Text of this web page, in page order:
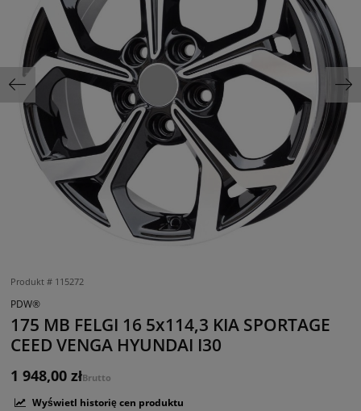
Produkt # 115272
PDW®
175 MB FELGI 16 5x114,3 KIA SPORTAGE
CEED VENGA HYUNDAI I30
1 948,00 złBrutto
Wyświetl historię cen produktu